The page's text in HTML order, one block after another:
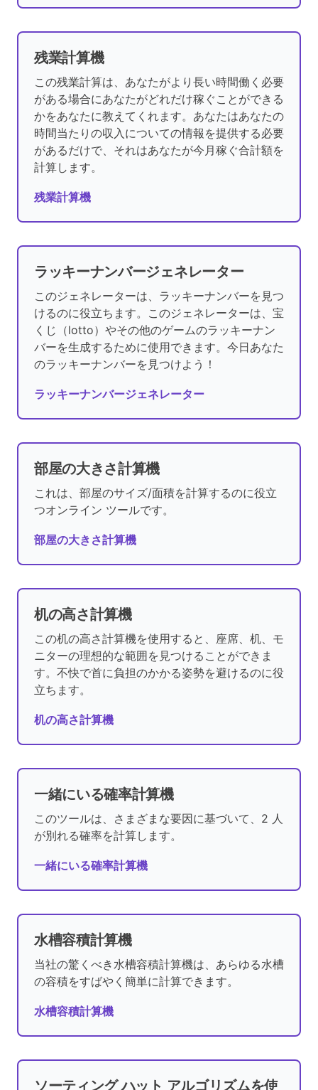
残業計算機
この残業計算は、あなたがより長い時間働く必要
がある場合にあなたがどれだけ稼ぐことができる
かをあなたに教えてくれます。あなたはあなたの
時間当たりの収入についての情報を提供する必要
があるだけで、それはあなたが今月稼ぐ合計額を
計算します。
残業計算機
ラッキーナンバージェネレーター
このジェネレーターは、ラッキーナンバーを見つ
けるのに役立ちます。このジェネレーターは、宝
くじ（lotto）やその他のゲームのラッキーナン
バーを生成するために使用できます。今日あなた
のラッキーナンバーを見つけよう！
ラッキーナンバージェネレーター
部屋の大きさ計算機
これは、部屋のサイズ/面積を計算するのに役立
つオンライン ツールです。
部屋の大きさ計算機
机の高さ計算機
この机の高さ計算機を使用すると、座席、机、モ
ニターの理想的な範囲を見つけることができま
す。不快で首に負担のかかる姿勢を避けるのに役
立ちます。
机の高さ計算機
一緒にいる確率計算機
このツールは、さまざまな要因に基づいて、2 人
が別れる確率を計算します。
一緒にいる確率計算機
水槽容積計算機
当社の驚くべき水槽容積計算機は、あらゆる水槽
の容積をすばやく簡単に計算できます。
水槽容積計算機
ソーティング ハット アルゴリズムを使